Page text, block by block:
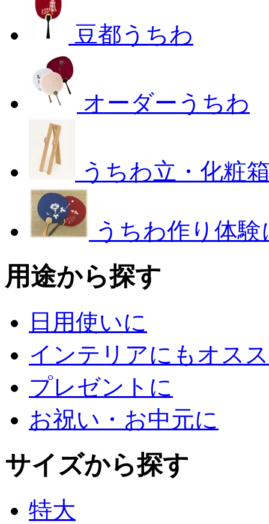
豆都うちわ
オーダーうちわ
うちわ立・化粧
うちわ作り体
用途から探す
日用使いに
インテリアにもオス
プレゼントに
お祝い・お中元に
サイズから探す
特大